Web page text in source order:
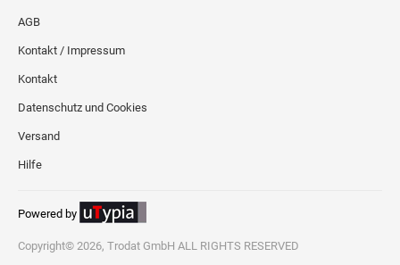
AGB
Kontakt / Impressum
Kontakt
Datenschutz und Cookies
Versand
Hilfe
Powered by
Copyright© 2026, Trodat GmbH ALL RIGHTS RESERVED